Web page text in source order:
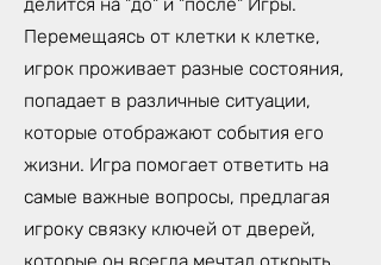
Перемещаясь от клетки к клетке,
игрок проживает разные состояния,
попадает в различные ситуации,
которые отображают события его
жизни. Игра помогает ответить на
самые важные вопросы, предлагая
игроку связку ключей от дверей,